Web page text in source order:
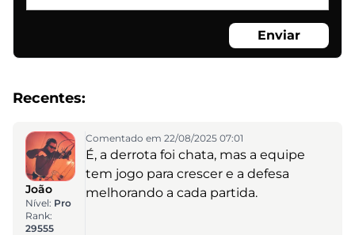
Enviar
Recentes:
João
Nível: Pro
Rank:
29555
Comentado em 22/08/2025 07:01
É, a derrota foi chata, mas a equipe
tem jogo para crescer e a defesa
melhorando a cada partida.